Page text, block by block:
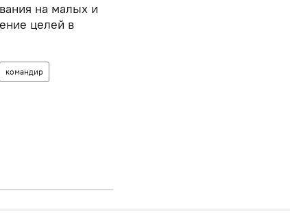
на малых и
целей в
командир